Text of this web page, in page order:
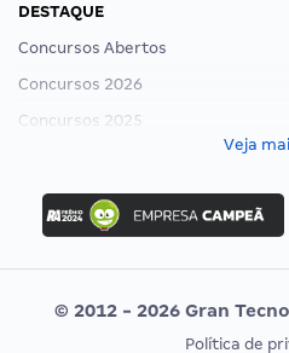
DESTAQUE
Concursos Abertos
Concursos 2026
Concursos 2025
Concurso Ibama
Concurso MPU
Editais publicados
Veja
© 2012 - 2026 Gran
Política de